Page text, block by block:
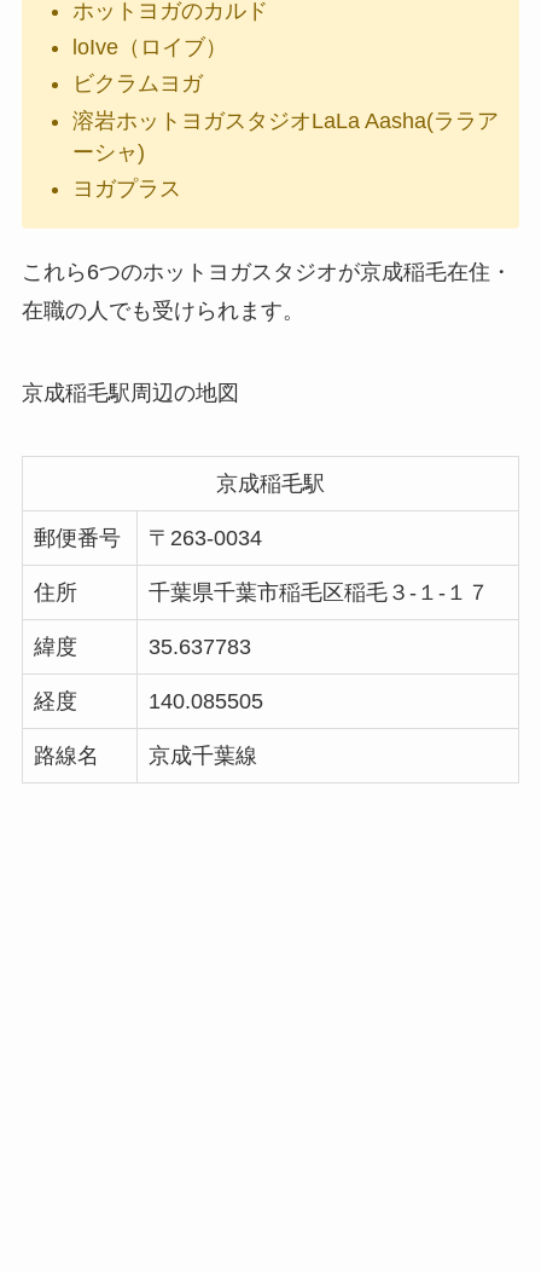
ホットヨガのカルド
loIve（ロイブ）
ビクラムヨガ
溶岩ホットヨガスタジオLaLa Aasha(ララア
ーシャ)
ヨガプラス
これら6つのホットヨガスタジオが京成稲毛在住・
在職の人でも受けられます。
京成稲毛駅周辺の地図
京成稲毛駅
郵便番号 〒263-0034
住所 千葉県千葉市稲毛区稲毛３-１-１７
緯度 35.637783
経度 140.085505
路線名 京成千葉線